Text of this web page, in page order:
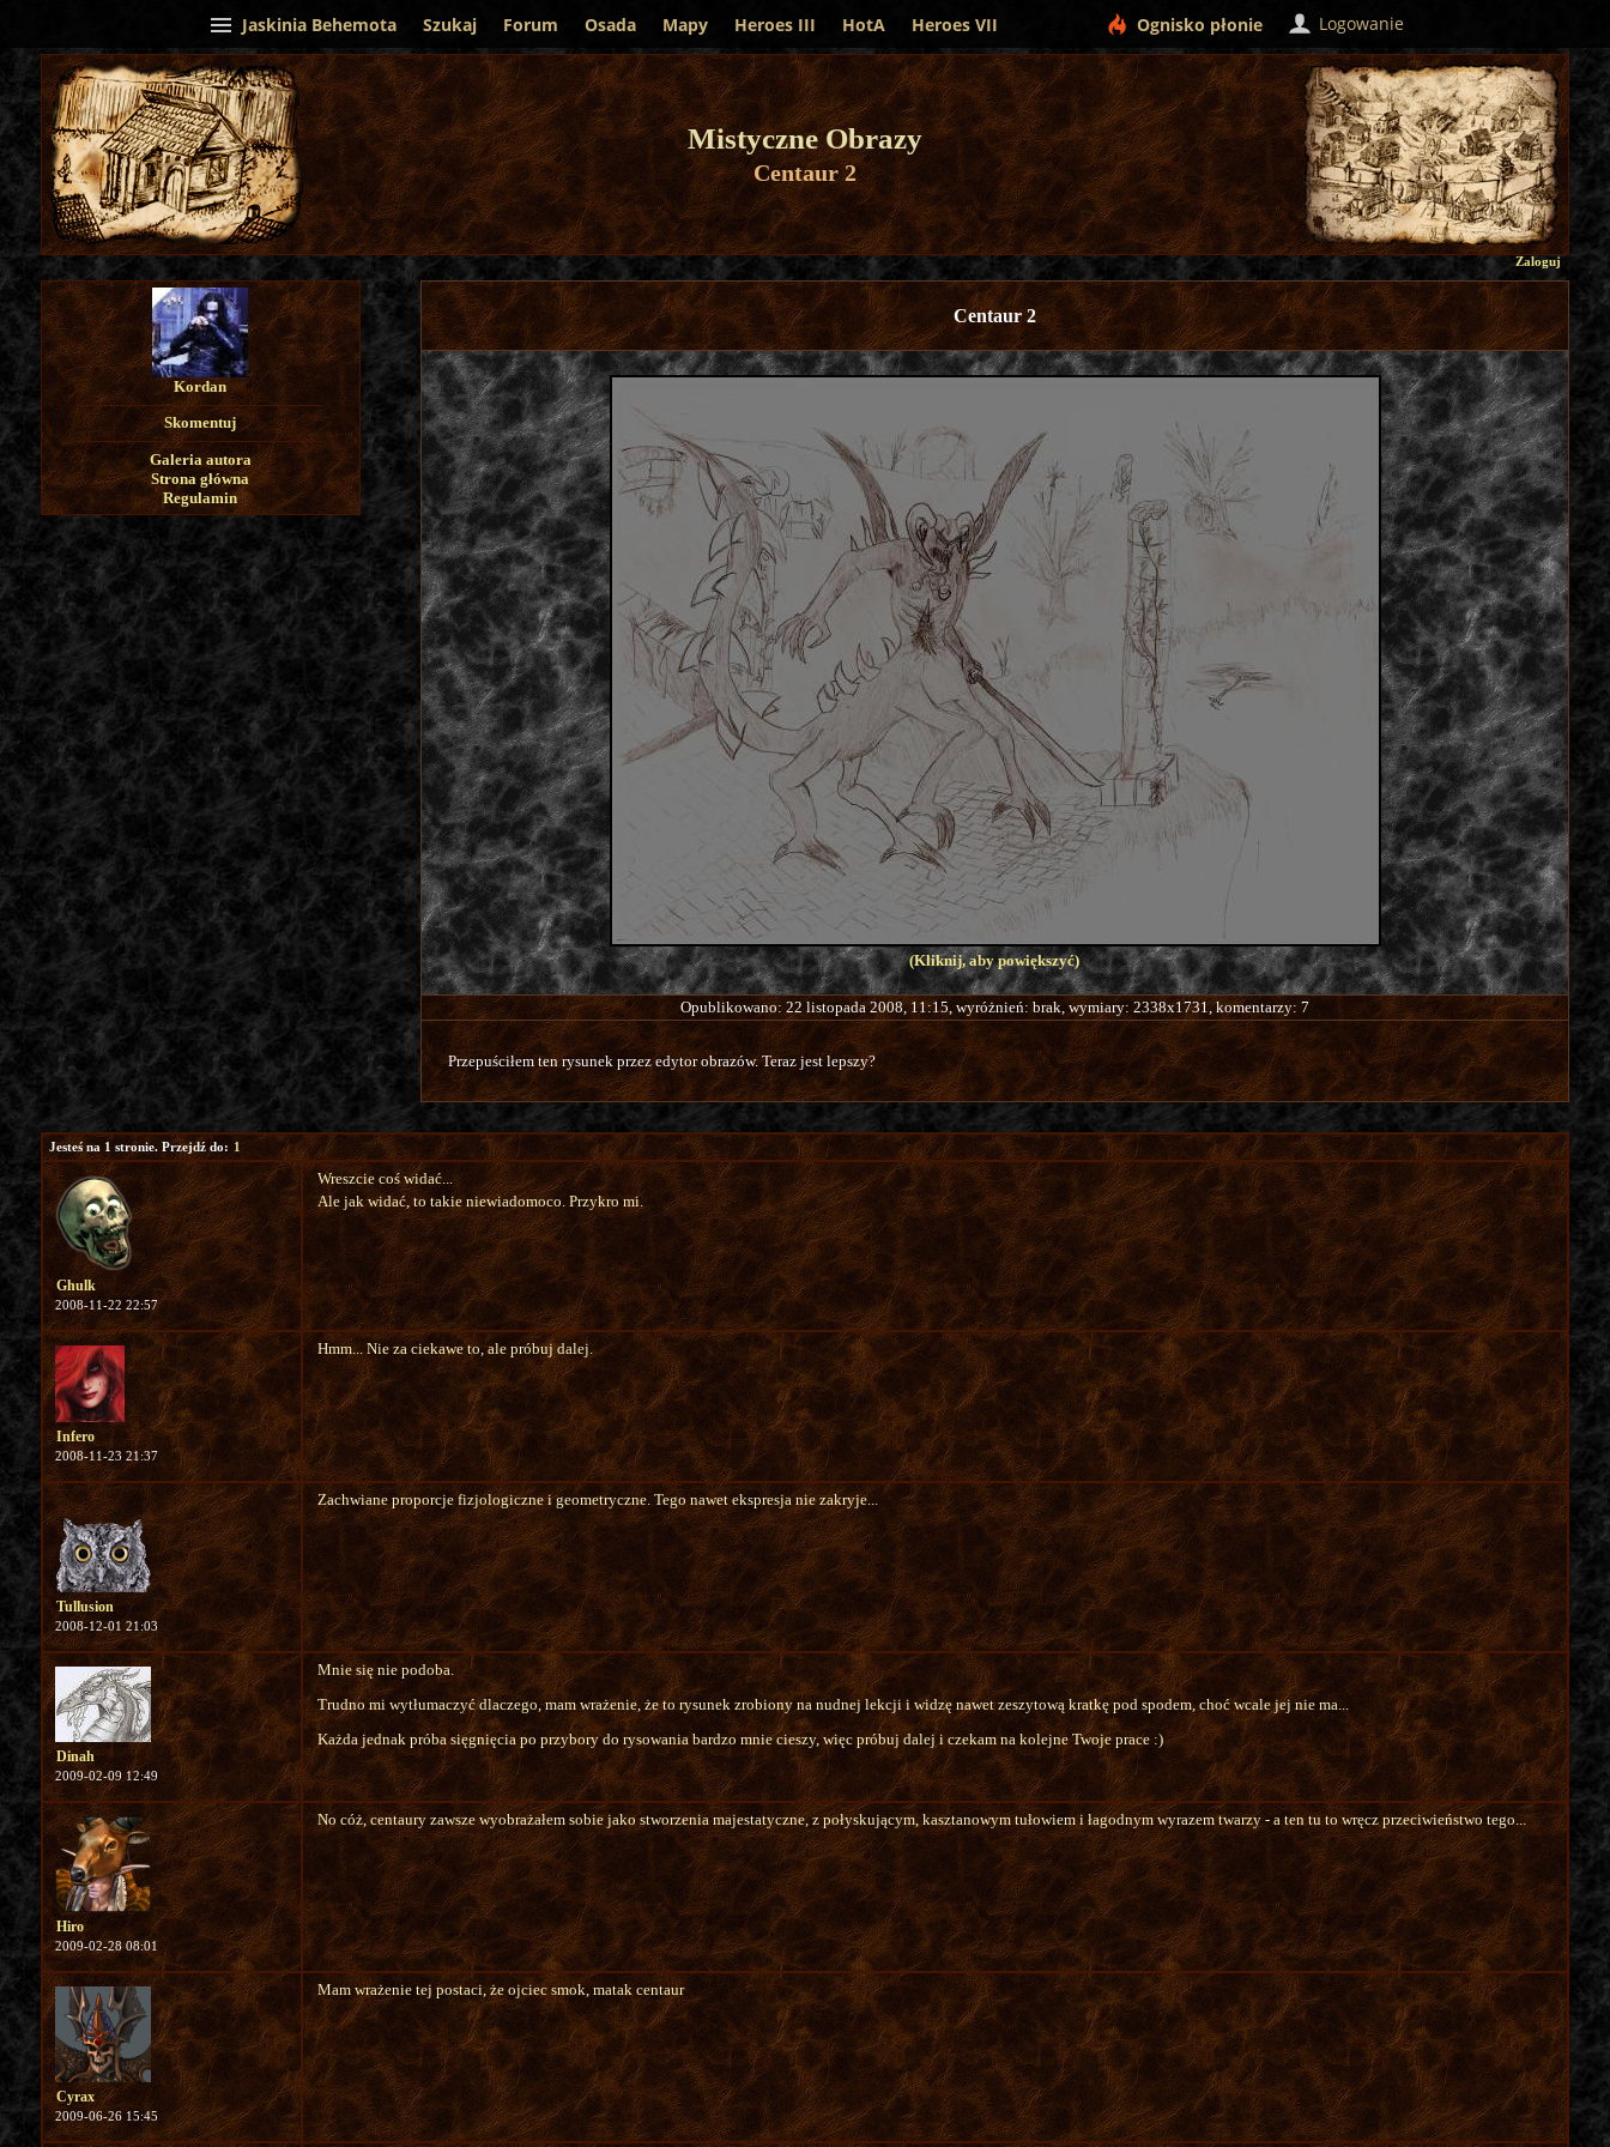
Mistyczne Obrazy
Centaur 2
Zaloguj
Kordan
Skomentuj
Galeria autora
Strona główna
Regulamin
Centaur 2
(Kliknij, aby powiększyć)
Opublikowano: 22 listopada 2008, 11:15, wyróżnień: brak, wymiary: 2338x1731, komentarzy: 7
Przepuściłem ten rysunek przez edytor obrazów. Teraz jest lepszy?
Jesteś na 1 stronie. Przejdź do: 1
Ghulk
2008-11-22 22:57
Wreszcie coś widać...
Ale jak widać, to takie niewiadomoco. Przykro mi.
Infero
2008-11-23 21:37
Hmm... Nie za ciekawe to, ale próbuj dalej.
Tullusion
2008-12-01 21:03
Zachwiane proporcje fizjologiczne i geometryczne. Tego nawet ekspresja nie zakryje...
Dinah
2009-02-09 12:49
Mnie się nie podoba.
Trudno mi wytłumaczyć dlaczego, mam wrażenie, że to rysunek zrobiony na nudnej lekcji i widzę nawet zeszytową kratkę pod spodem, choć wcale jej nie ma...
Każda jednak próba sięgnięcia po przybory do rysowania bardzo mnie cieszy, więc próbuj dalej i czekam na kolejne Twoje prace :)
Hiro
2009-02-28 08:01
No cóż, centaury zawsze wyobrażałem sobie jako stworzenia majestatyczne, z połyskującym, kasztanowym tułowiem i łagodnym wyrazem twarzy - a ten tu to wręcz przeciwieństwo tego...
Cyrax
2009-06-26 15:45
Mam wrażenie tej postaci, że ojciec smok, matak centaur
Jaskinia Behemota Szukaj Forum Osada Mapy Heroes III HotA Heroes VII Ognisko płonie Logowanie